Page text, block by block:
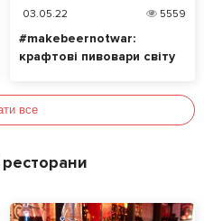
03.05.22 5559
#makebeernotwar:
крафтові пивовари світу
допомоги українцям
все